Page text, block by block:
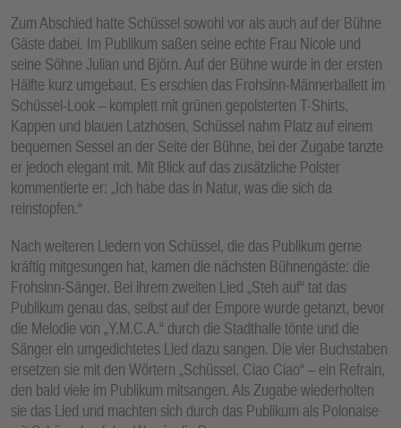
Zum Abschied hatte Schüssel sowohl vor als auch auf der Bühne
Gäste dabei. Im Publikum saßen seine echte Frau Nicole und
seine Söhne Julian und Björn. Auf der Bühne wurde in der ersten
Hälfte kurz umgebaut. Es erschien das Frohsinn-Männerballett im
Schüssel-Look – komplett mit grünen gepolsterten T-Shirts,
Kappen und blauen Latzhosen. Schüssel nahm Platz auf einem
bequemen Sessel an der Seite der Bühne, bei der Zugabe tanzte
er jedoch elegant mit. Mit Blick auf das zusätzliche Polster
kommentierte er: „Ich habe das in Natur, was die sich da
reinstopfen.“
Nach weiteren Liedern von Schüssel, die das Publikum gerne
kräftig mitgesungen hat, kamen die nächsten Bühnengäste: die
Frohsinn-Sänger. Bei ihrem zweiten Lied „Steh auf“ tat das
Publikum genau das, selbst auf der Empore wurde getanzt, bevor
die Melodie von „Y.M.C.A.“ durch die Stadthalle tönte und die
Sänger ein umgedichtetes Lied dazu sangen. Die vier Buchstaben
ersetzen sie mit den Wörtern „Schüssel, Ciao Ciao“ – ein Refrain,
den bald viele im Publikum mitsangen. Als Zugabe wiederholten
sie das Lied und machten sich durch das Publikum als Polonaise